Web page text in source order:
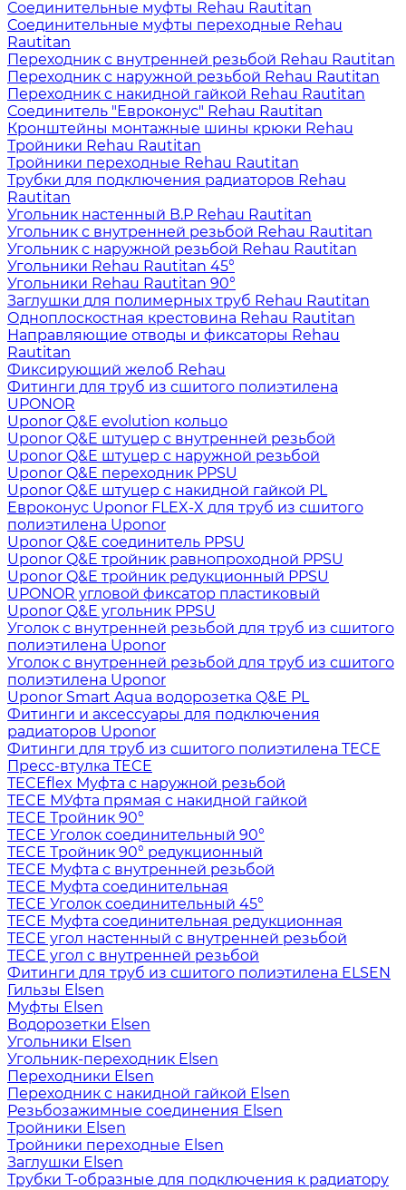
Соединительные муфты Rehau Rautitan
Соединительные муфты переходные Rehau
Rautitan
Переходник с внутренней резьбой Rehau Rautitan
Переходник с наружной резьбой Rehau Rautitan
Переходник с накидной гайкой Rehau Rautitan
Соединитель "Евроконус" Rehau Rautitan
Кронштейны монтажные шины крюки Rehau
Тройники Rehau Rautitan
Тройники переходные Rehau Rautitan
Трубки для подключения радиаторов Rehau
Rautitan
Угольник настенный В.Р Rehau Rautitan
Угольник с внутренней резьбой Rehau Rautitan
Угольник с наружной резьбой Rehau Rautitan
Угольники Rehau Rautitan 45°
Угольники Rehau Rautitan 90°
Заглушки для полимерных труб Rehau Rautitan
Одноплоскостная крестовина Rehau Rautitan
Направляющие отводы и фиксаторы Rehau
Rautitan
Фиксирующий желоб Rehau
Фитинги для труб из сшитого полиэтилена
UPONOR
Uponor Q&E evolution кольцо
Uponor Q&E штуцер с внутренней резьбой
Uponor Q&E штуцер с наружной резьбой
Uponor Q&E переходник PPSU
Uponor Q&E штуцер с накидной гайкой PL
Евроконус Uponor FLEX-X для труб из сшитого
полиэтилена Uponor
Uponor Q&E соединитель PPSU
Uponor Q&E тройник равнопроходной PPSU
Uponor Q&E тройник редукционный PPSU
UPONOR угловой фиксатор пластиковый
Uponor Q&E угольник PPSU
Уголок с внутренней резьбой для труб из сшитого
полиэтилена Uponor
Уголок с внутренней резьбой для труб из сшитого
полиэтилена Uponor
Uponor Smart Aqua водорозетка Q&E PL
Фитинги и аксессуары для подключения
радиаторов Uponor
Фитинги для труб из сшитого полиэтилена TECE
Пресс-втулка TECE
TECEflex Муфта с наружной резьбой
TECE МУфта прямая с накидной гайкой
TECE Тройник 90°
TECE Уголок соединительный 90°
TECE Тройник 90° редукционный
TECE Муфта с внутренней резьбой
TECE Муфта соединительная
TECE Уголок соединительный 45°
TECE Муфта соединительная редукционная
TECE угол настенный с внутренней резьбой
TECE угол с внутренней резьбой
Фитинги для труб из сшитого полиэтилена ELSEN
Гильзы Elsen
Муфты Elsen
Водорозетки Elsen
Угольники Elsen
Угольник-переходник Elsen
Переходники Elsen
Переходник с накидной гайкой Elsen
Резьбозажимные соединения Elsen
Тройники Elsen
Тройники переходные Elsen
Заглушки Elsen
Трубки T-образные для подключения к радиатору